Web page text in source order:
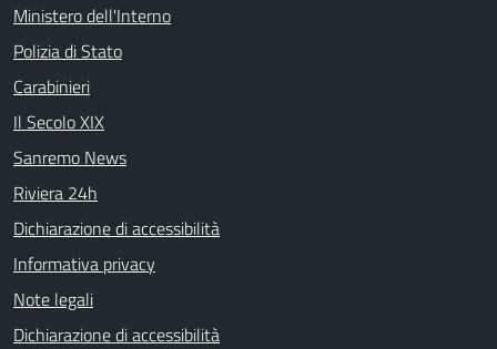
Ministero dell'Interno
Polizia di Stato
Carabinieri
Il Secolo XIX
Sanremo News
Riviera 24h
Dichiarazione di accessibilità
Informativa privacy
Note legali
Dichiarazione di accessibilità